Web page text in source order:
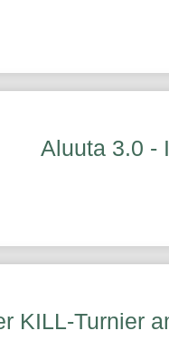
Aluuta 3.0 -
KILL-Turnier